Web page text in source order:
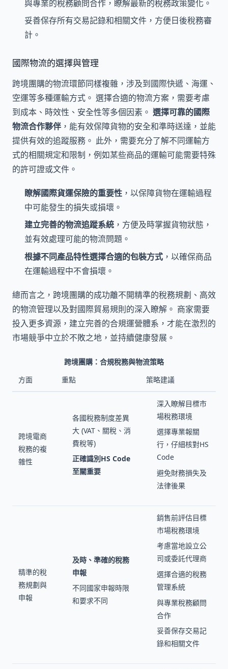
與專業的稅務顧問合作，瞭解最新的稅務政策變化。
妥善保存所有交易記錄和相關文件，方便日後稅務審
計。
國際物流的選擇與管理
跨境團購的物流環節同樣複雜，涉及到國際快遞、海運、
空運等多種運輸方式。 選擇合適的物流方案，需要考慮
到成本、時效性、安全性等多個因素。 選擇可靠的國際
物流合作夥伴 ，能有效保障貨物的安全和準時送達，並能
提供有效的追蹤服務。 此外，需要充分了解不同運輸方
式的相關規定和限制，例如某些商品的運輸可能需要特殊
的許可證或文件。
瞭解國際貨運保險的重要性 ，以保障貨物在運輸過程
中可能發生的損失或損壞。
建立完善的物流追蹤系統 ，方便及時掌握貨物狀態，
並有效處理可能的物流問題。
根據不同產品特性選擇合適的包裝方式 ，以確保商品
在運輸過程中不會損壞。
總而言之，跨境團購的成功離不開精準的稅務規劃、高效
的物流管理以及對國際貿易規則的深入瞭解。 商家需要
投入更多資源，建立完善的合規運營體系，才能在激烈的
市場競爭中立於不敗之地，並持續健康發展。
跨境團購：合規稅務與物流策略
方面
重點 策略建議
跨境電商
稅務的複
雜性
各國稅務制度差異
大 (VAT、關稅、消
費稅等)
正確識別HS Code
至關重要
深入瞭解目標市
場稅務環境
選擇專業報關
行，仔細核對HS
Code
避免財務損失及
法律後果
精準的稅
務規劃與
申報
及時、準確的稅務
申報
不同國家申報時限
和要求不同
銷售前評估目標
市場稅務環境
考慮當地設立公
司或委託代理商
選擇合適的稅務
管理系統
與專業稅務顧問
合作
妥善保存交易記
錄和相關文件